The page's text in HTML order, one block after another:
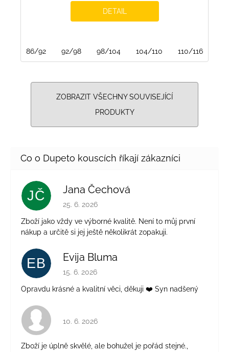
DETAIL
86/92 92/98 98/104 104/110 110/116
ZOBRAZIT VŠECHNY SOUVISEJÍCÍ
PRODUKTY
JČ Jana Čechová
Hodnocení obchodu je 5 z 5 hvězdiček.
25. 6. 2026
Zboží jako vždy ve výborné kvalitě. Není to můj první
nákup a určitě si jej ještě několikrát zopakuji.
EB Evija Bluma
Hodnocení obchodu je 5 z 5 hvězdiček.
15. 6. 2026
Opravdu krásné a kvalitní věci, děkuji ❤️ Syn nadšený
Hodnocení obchodu je 4 z 5 hvězdiček.
10. 6. 2026
Zboží je úplně skvělé, ale bohužel je pořád stejné.,